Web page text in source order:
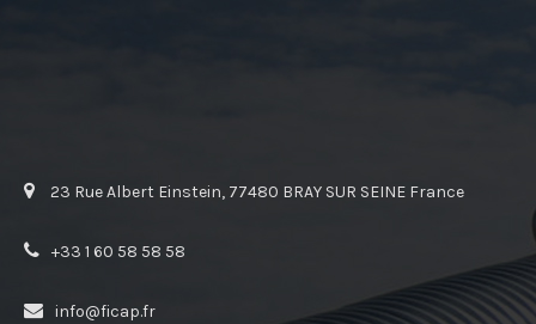
23 Rue Albert Einstein, 77480 BRAY SUR SEINE France
+33 1 60 58 58 58
info@ficap.fr